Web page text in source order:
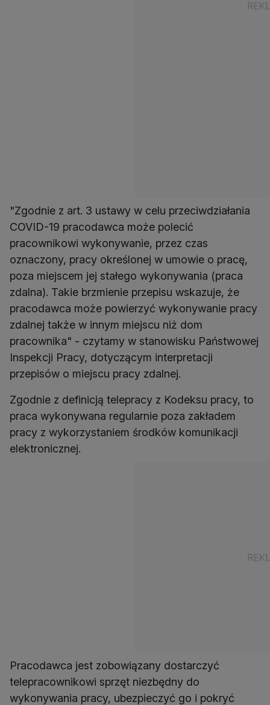
"Zgodnie z art. 3 ustawy w celu przeciwdziałania
COVID-19 pracodawca może polecić
pracownikowi wykonywanie, przez czas
oznaczony, pracy określonej w umowie o pracę,
poza miejscem jej stałego wykonywania (praca
zdalna). Takie brzmienie przepisu wskazuje, że
pracodawca może powierzyć wykonywanie pracy
zdalnej także w innym miejscu niż dom
pracownika" - czytamy w stanowisku Państwowej
Inspekcji Pracy, dotyczącym interpretacji
przepisów o miejscu pracy zdalnej.
Zgodnie z definicją telepracy z Kodeksu pracy, to
praca wykonywana regularnie poza zakładem
pracy z wykorzystaniem środków komunikacji
elektronicznej.
Pracodawca jest zobowiązany dostarczyć
telepracownikowi sprzęt niezbędny do
wykonywania pracy, ubezpieczyć go i pokryć